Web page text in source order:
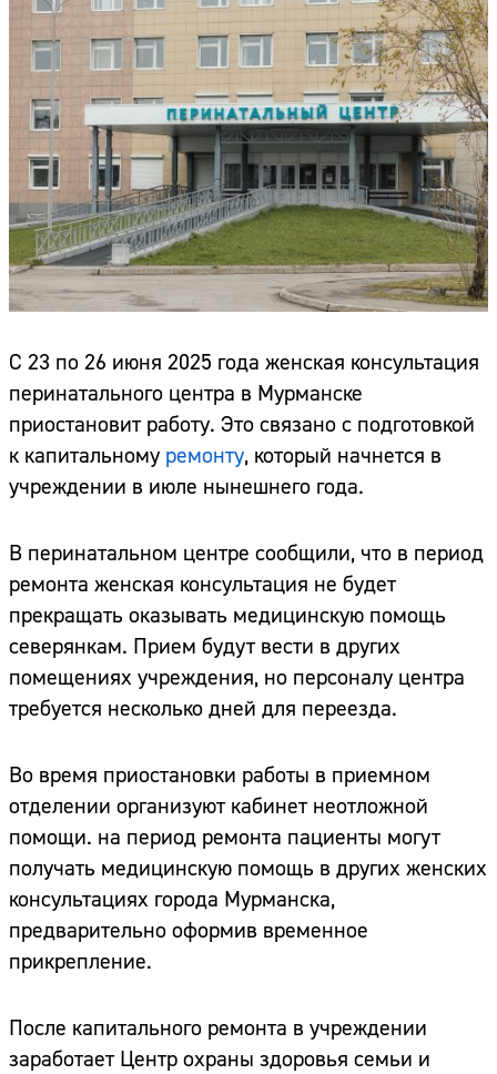
С 23 по 26 июня 2025 года женская консультация
перинатального центра в Мурманске
приостановит работу. Это связано с подготовкой
к капитальному ремонту, который начнется в
учреждении в июле нынешнего года.
В перинатальном центре сообщили, что в период
ремонта женская консультация не будет
прекращать оказывать медицинскую помощь
северянкам. Прием будут вести в других
помещениях учреждения, но персоналу центра
требуется несколько дней для переезда.
Во время приостановки работы в приемном
отделении организуют кабинет неотложной
помощи. на период ремонта пациенты могут
получать медицинскую помощь в других женских
консультациях города Мурманска,
предварительно оформив временное
прикрепление.
После капитального ремонта в учреждении
заработает Центр охраны здоровья семьи и